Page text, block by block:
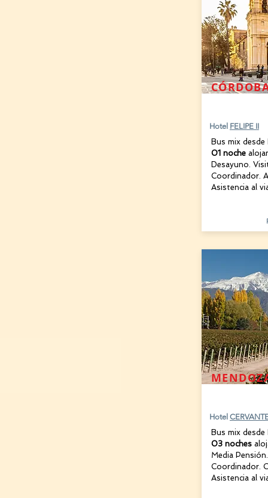
Hotel FELIPE II
Bus mix
01 noche
Desayuno.
Coordinador.
Asistencia al
Hotel
Bus mix
03 noches
Media Pensión.
Coordinador.
Asistencia al